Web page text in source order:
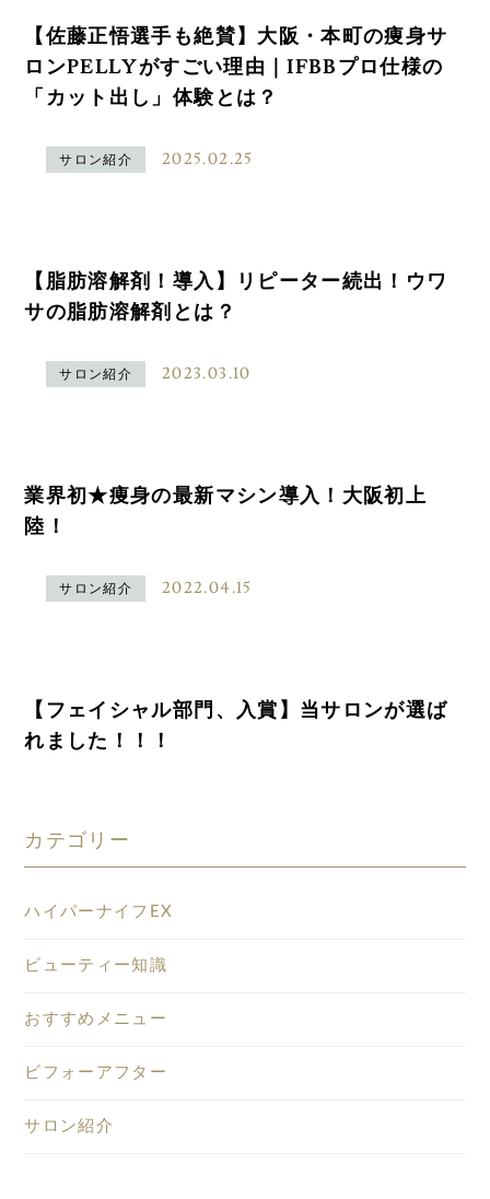
【佐藤正悟選手も絶賛】大阪・本町の痩身サ
ロンPELLYがすごい理由｜IFBBプロ仕様の
「カット出し」体験とは？
サロン紹介 2025.02.25
【脂肪溶解剤！導入】リピーター続出！ウワ
サの脂肪溶解剤とは？
サロン紹介 2023.03.10
業界初★痩身の最新マシン導入！大阪初上
陸！
サロン紹介 2022.04.15
【フェイシャル部門、入賞】当サロンが選ば
れました！！！
カテゴリー
ハイパーナイフEX
ビューティー知識
おすすめメニュー
ビフォーアフター
サロン紹介